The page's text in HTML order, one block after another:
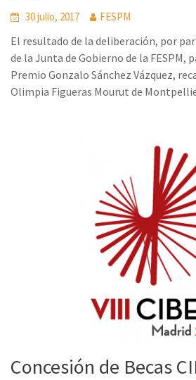
30 julio, 2017 FESPM
El resultado de la deliberación, por
de la Junta de Gobierno de la FESPM,
Premio Gonzalo Sánchez Vázquez,
Olimpia Figueras Mourut de
Concesión de Becas